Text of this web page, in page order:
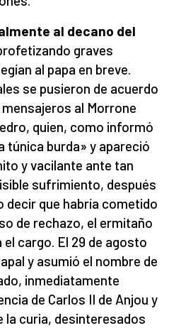
al decano del
graves
al papa en breve.
se pusieron de acuerdo
al Morrone
quien, como informó
túnica burda» y apareció
y vacilante ante tan
sufrimiento, después
decir que habría cometido
de rechazo, el ermitaño
cargo. El 29 de agosto
y asumió el nombre de
inmediatamente
de Carlos II de Anjou y
curia, desinteresados